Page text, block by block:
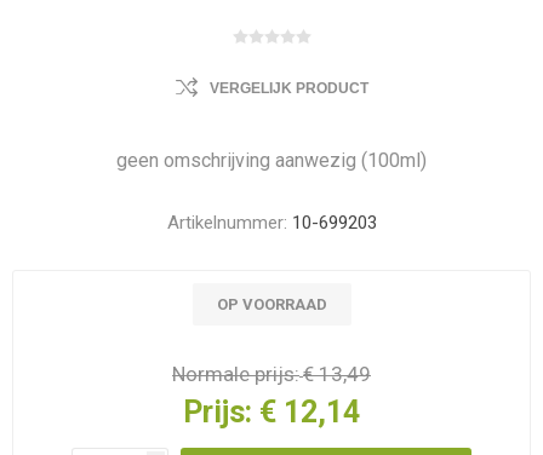
VERGELIJK PRODUCT
geen omschrijving aanwezig (100ml)
Artikelnummer: 10-699203
OP VOORRAAD
Normale prijs:€ 13,49
Prijs: € 12,14